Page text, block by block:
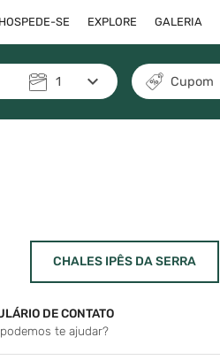
HOSPEDE-SE EXPLORE GALERIA
1 keyboard_arrow_down Cupom
CHALES IPÊS DA SERRA
DE CONTATO
te ajudar?